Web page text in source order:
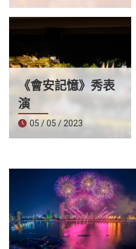
《會安記憶》秀表
演
05 / 05 / 2023